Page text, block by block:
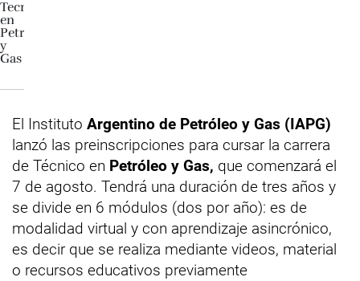
El Instituto Argentino de Petróleo y Gas (IAPG)
lanzó las preinscripciones para cursar la carrera
de Técnico en Petróleo y Gas, que comenzará el
7 de agosto. Tendrá una duración de tres años y
se divide en 6 módulos (dos por año): es de
modalidad virtual y con aprendizaje asincrónico,
es decir que se realiza mediante videos, material
o recursos educativos previamente